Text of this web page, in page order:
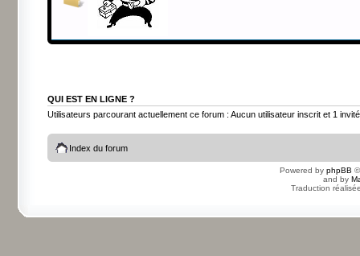
QUI EST EN LIGNE ?
Utilisateurs parcourant actuellement ce forum : Aucun utilisateur inscrit et 1 invité
Index du forum
Powered by phpBB
and by
Traduction